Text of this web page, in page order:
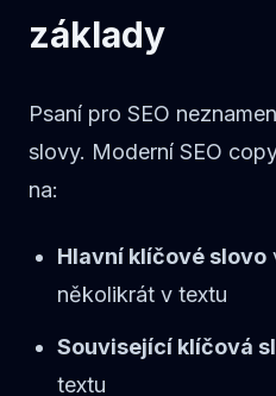
základy
Psaní pro SEO
slovy. Moderní SEO
na:
Hlavní klíčové slovo
několikrát v textu
Související klíčová
textu